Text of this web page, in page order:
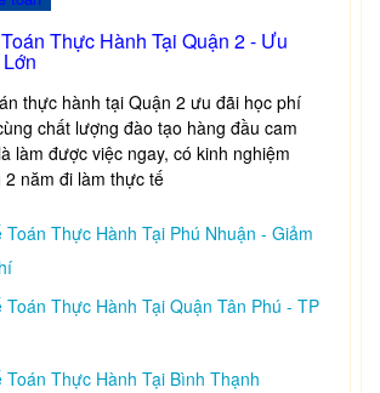
Thực Hành Tại Quận 2 - Ưu
thực hành tại Quận 2 ưu đãi học phí
chất lượng đào tạo hàng đầu cam
làm được việc ngay, có kinh nghiệm
2 năm đi làm thực tế
Toán Thực Hành Tại Phú Nhuận - Giảm
Toán Thực Hành Tại Quận Tân Phú - TP
Toán Thực Hành Tại Bình Thạnh